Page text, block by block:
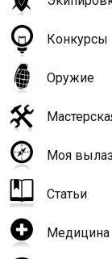
Конкурсы
Оружие
Моя
Статьи
Медицина